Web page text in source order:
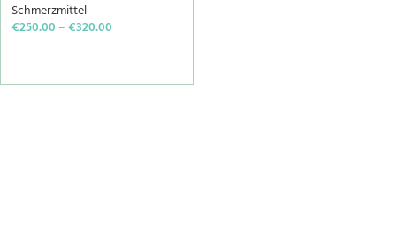
Schmerzmittel
€250.00–€320.00